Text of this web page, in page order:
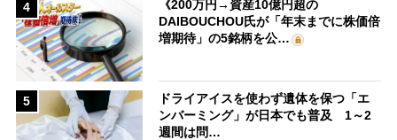
4
《200万円→資産10億円超の
DAIBOUCHOU氏が「年末までに株価倍
増期待」の5銘柄を公…
5
ドライアイスを使わず遺体を保つ「エ
ンバーミング」が日本でも普及 1～2
週間は問…